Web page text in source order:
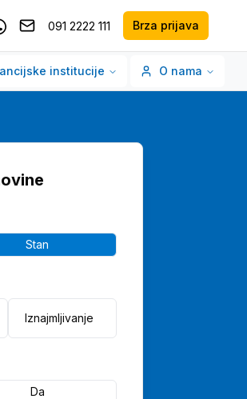
nas putem Whatsappa
091 2222 111 Brza prijava
institucije O nama
Stan
Iznajmljivanje
Da